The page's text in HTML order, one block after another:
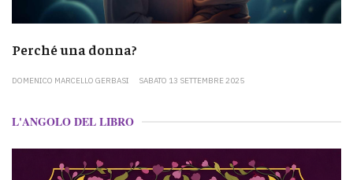
Perché una donna?
DOMENICO MARCELLO GERBASI SABATO 13 SETTEMBRE 2025
L'ANGOLO DEL LIBRO